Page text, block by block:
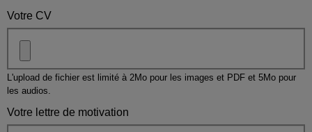
Votre CV
L'upload de fichier est limité à 2Mo pour les images et PDF et 5Mo pour
les audios.
Votre lettre de motivation